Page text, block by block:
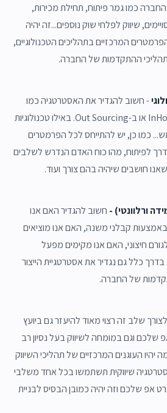
כמו גמר פיתוח, תחילת מכירות,
שיווק לפלחי שוק נוספים...זה יהיה
המרכזיים בתהליכים הטכנולוגיים,
תהליכי ההתקדמות של החברה.
- חשוב להגדיר את האסטרטגיה כמו
האם הפיתוח יהיה InHouse או ב-Out Sourcing. באילו טכנולוגיות
כמו כן, יש להתייחס לכל הפרמטרים
הדרך לפיתוח, מהו כוח האדם הנדרש לשלבים
חושבים שיהיה בהם צורך ועוד.
ורלוונטי) - חשוב להגדיר האם אנו
באמצעות קבלני משנה, האם אנו מוציאים
חיצוני, האם אנו מקימים מפעל
בדרך כלל גם נגדיר את אסטרטגיית הייצור
של החברה.
לצורך שלב זה רצוי מאוד להיעזר גם ביועץ
וגם במומחה לשיווק בעל נסיון רב
יהיו העוגנים המרכזיים של תהליכי השיווק
שיווקית תשתמשו בכל אחד משלבי
שלכם וזה יהיה כמובן הבסיס לבניית